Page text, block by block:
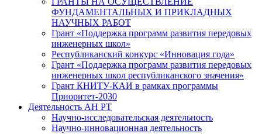
ФУНДАМЕНТАЛЬНЫХ И ПРИКЛАДНЫХ
НАУЧНЫХ РАБОТ
Грант «Поддержка программ развития передовых
инженерных школ»
Республиканский конкурс «Инновация года»
Грант «Поддержка программ развития передовых
инженерных школ республиканского значения»
Грант КНИТУ-КАИ в рамках программы
Приоритет-2030
Деятельность АН РТ
Научно-исследовательская деятельность
Научно-инновационная деятельность